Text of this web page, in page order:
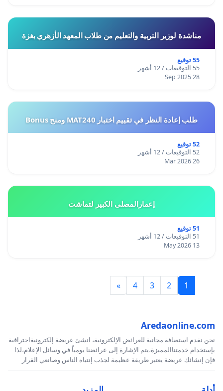
مناشدة لوزير التربية والتعليم من طلاب المعهد الأزهري بغزة
55 توقيع
55 التوقيعات / 12 أشهر
28 Sep 2025
طلب إعادة النظر في تقييم اختبار MAT240 ومنح Bonus
52 توقيع
52 التوقيعات / 12 أشهر
26 Mar 2026
إعمارالمصلى الكبير لتماشت
51 توقيع
51 التوقيعات / 12 أشهر
13 May 2026
1
2
3
4
»
Aredaonline.com
نحن نقدم استضافة مجانية للعرائض الإلكترونية، انشئ عريضة إلكترونيةاحترافية
بإستخدام خدمتناالمميزة،يتم الإشارة إلى عرائضنا يومياً في وسائل الإعلام،لذا
فإن إنشائك عريضة يعتبر طريقة عظيمة لجذب إنتباه الناس وصانعي القرار